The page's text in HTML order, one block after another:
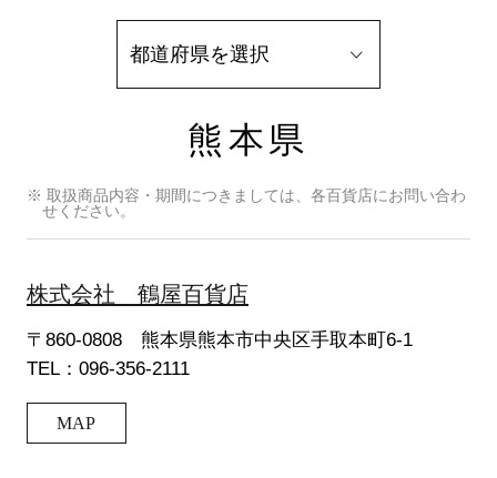
熊本県
※ 取扱商品内容・期間につきましては、各百貨店にお問い合わ
せください。
株式会社 鶴屋百貨店
〒860-0808 熊本県熊本市中央区手取本町6-1
TEL：096-356-2111
MAP